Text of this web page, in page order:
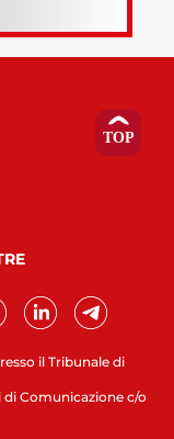
il Tribunale di
Comunicazione c/o